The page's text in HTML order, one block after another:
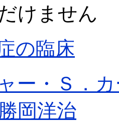
けません
の臨床
ー・Ｓ．
勝岡洋治